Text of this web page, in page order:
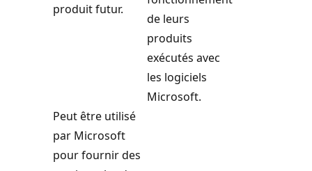
produit futur.
de leurs
produits
exécutés avec
les logiciels
Microsoft.
Peut être utilisé
par Microsoft
pour fournir des